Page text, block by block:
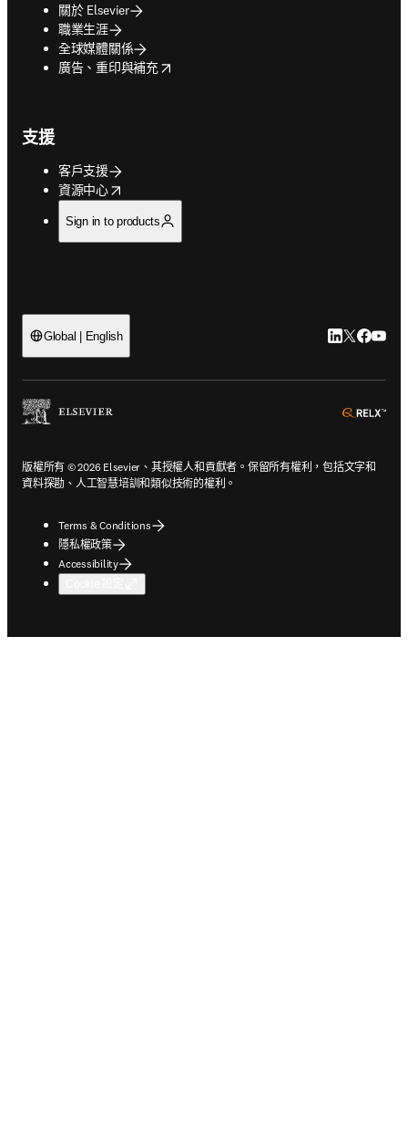
關於 Elsevier
職業生涯
全球媒體關係
廣告、重印與補充
opens in new tab/window
支援
客戶支援
資源中心
opens in new tab/window
Sign in to products
Global | English LinkedIn 打
Twitter 打
版權所有 © 2026 Elsevier、其授權人和貢獻者。保留所有權利，包括文字和
資料探勘、人工智慧培訓和類似技術的權利。
Terms & Conditions
隱私權政策
Accessibility